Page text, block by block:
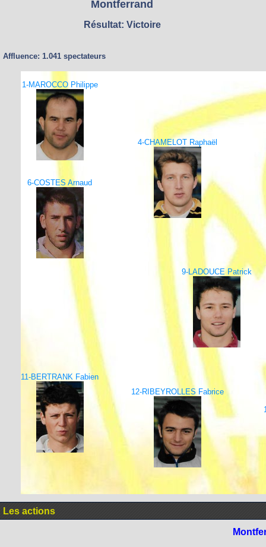
Montferrand
Résultat: Victoire
Affluence: 1.041 spectateurs
1-MAROCCO Philippe
4-CHAMELOT Raphaël
6-COSTES Arnaud
9-LADOUCE Patrick
11-BERTRANK Fabien
12-RIBEYROLLES Fabrice
Les actions